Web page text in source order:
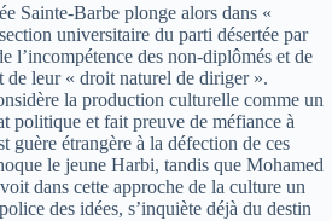
Sainte-Barbe plonge alors dans «
universitaire du parti désertée par
l’incompétence des non-diplômés et de
de leur « droit naturel de diriger ».
la production culturelle comme un
politique et fait preuve de méfiance à
guère étrangère à la défection de ces
le jeune Harbi, tandis que Mohamed
dans cette approche de la culture un
des idées, s’inquiète déjà du destin